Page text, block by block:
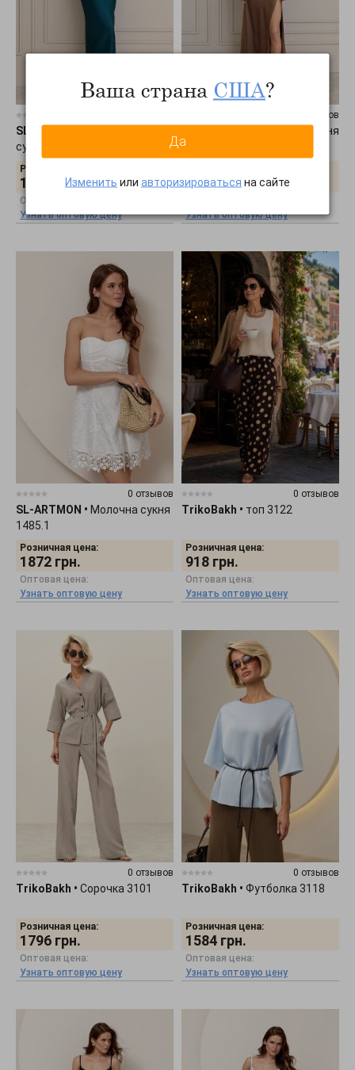
SL-ARTMON
сукня 1477.4
Розничная цена:
1728 грн.
Оптовая цена:
Узнать оптовую цену
0 отзывов
Бронзова сукня
1476.5
1800грн.
Узнать оптовую цену
0 отзывов
SL-ARTMON • Молочна сукня
1485.1
Розничная цена:
1872 грн.
Оптовая цена:
Узнать оптовую цену
0 отзывов
TrikoBakh • топ 3122
Розничная цена:
918 грн.
Оптовая цена:
Узнать оптовую цену
0 отзывов
TrikoBakh • Сорочка 3101
Розничная цена:
1796 грн.
Оптовая цена:
Узнать оптовую цену
0 отзывов
TrikoBakh • Футболка 3118
Розничная цена:
1584 грн.
Оптовая цена:
Узнать оптовую цену
Ваша страна США?
Да
Изменить или авторизироваться на сайте